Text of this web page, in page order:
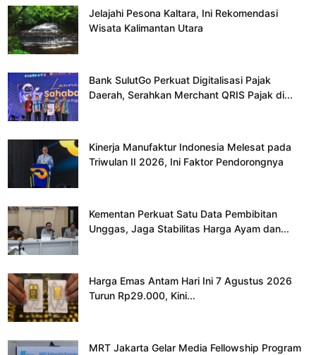
Jelajahi Pesona Kaltara, Ini Rekomendasi
Wisata Kalimantan Utara
Bank SulutGo Perkuat Digitalisasi Pajak
Daerah, Serahkan Merchant QRIS Pajak di...
Kinerja Manufaktur Indonesia Melesat pada
Triwulan II 2026, Ini Faktor Pendorongnya
Kementan Perkuat Satu Data Pembibitan
Unggas, Jaga Stabilitas Harga Ayam dan...
Harga Emas Antam Hari Ini 7 Agustus 2026
Turun Rp29.000, Kini...
MRT Jakarta Gelar Media Fellowship Program